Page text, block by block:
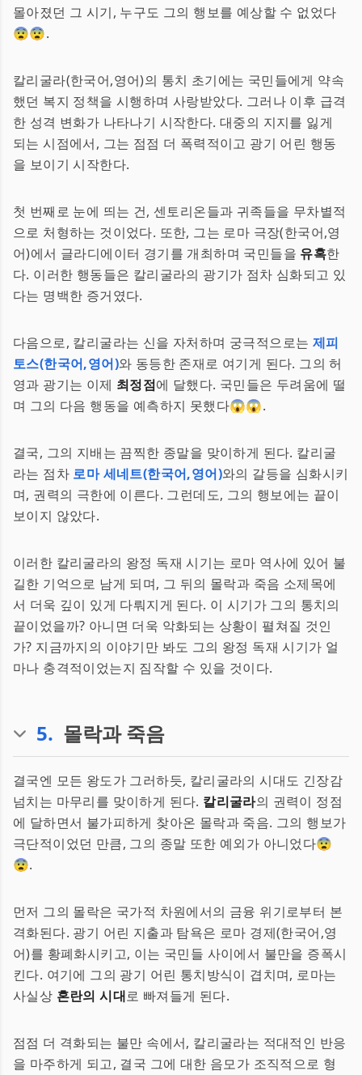
몰아졌던 그 시기, 누구도 그의 행보를 예상할 수 없었다
😨😨.
칼리굴라(한국어,영어)의 통치 초기에는 국민들에게 약속
했던 복지 정책을 시행하며 사랑받았다. 그러나 이후 급격
한 성격 변화가 나타나기 시작한다. 대중의 지지를 잃게
되는 시점에서, 그는 점점 더 폭력적이고 광기 어린 행동
을 보이기 시작한다.
첫 번째로 눈에 띄는 건, 센토리온들과 귀족들을 무차별적
으로 처형하는 것이었다. 또한, 그는 로마 극장(한국어,영
어)에서 글라디에이터 경기를 개최하며 국민들을 유혹한
다. 이러한 행동들은 칼리굴라의 광기가 점차 심화되고 있
다는 명백한 증거였다.
다음으로, 칼리굴라는 신을 자처하며 궁극적으로는 제피
토스(한국어,영어)와 동등한 존재로 여기게 된다. 그의 허
영과 광기는 이제 최정점에 달했다. 국민들은 두려움에 떨
며 그의 다음 행동을 예측하지 못했다😱😱.
결국, 그의 지배는 끔찍한 종말을 맞이하게 된다. 칼리굴
라는 점차 로마 세네트(한국어,영어)와의 갈등을 심화시키
며, 권력의 극한에 이른다. 그런데도, 그의 행보에는 끝이
보이지 않았다.
이러한 칼리굴라의 왕정 독재 시기는 로마 역사에 있어 불
길한 기억으로 남게 되며, 그 뒤의 몰락과 죽음 소제목에
서 더욱 깊이 있게 다뤄지게 된다. 이 시기가 그의 통치의
끝이었을까? 아니면 더욱 악화되는 상황이 펼쳐질 것인
가? 지금까지의 이야기만 봐도 그의 왕정 독재 시기가 얼
마나 충격적이었는지 짐작할 수 있을 것이다.
5. 몰락과 죽음
결국엔 모든 왕도가 그러하듯, 칼리굴라의 시대도 긴장감
넘치는 마무리를 맞이하게 된다. 칼리굴라의 권력이 정점
에 달하면서 불가피하게 찾아온 몰락과 죽음. 그의 행보가
극단적이었던 만큼, 그의 종말 또한 예외가 아니었다😨
😨.
먼저 그의 몰락은 국가적 차원에서의 금융 위기로부터 본
격화된다. 광기 어린 지출과 탐욕은 로마 경제(한국어,영
어)를 황폐화시키고, 이는 국민들 사이에서 불만을 증폭시
킨다. 여기에 그의 광기 어린 통치방식이 겹치며, 로마는
사실상 혼란의 시대로 빠져들게 된다.
점점 더 격화되는 불만 속에서, 칼리굴라는 적대적인 반응
을 마주하게 되고, 결국 그에 대한 음모가 조직적으로 형